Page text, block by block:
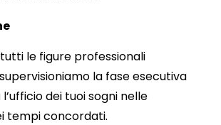
le figure professionali
la fase esecutiva
dei tuoi sogni nelle
tempi concordati.